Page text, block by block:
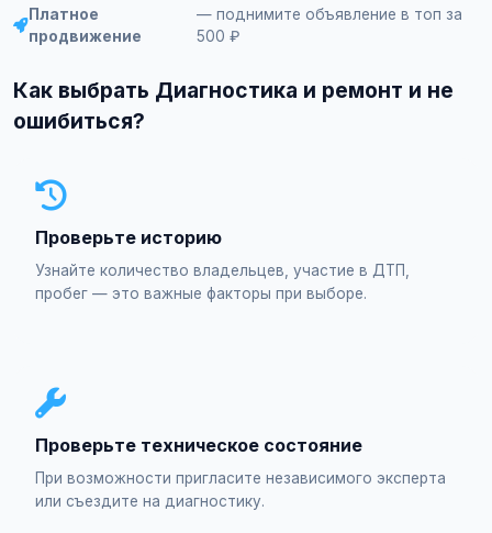
Платное
продвижение
— поднимите объявление в топ за
500 ₽
Как выбрать Диагностика и ремонт и не
ошибиться?
Проверьте историю
Узнайте количество владельцев, участие в ДТП,
пробег — это важные факторы при выборе.
Проверьте техническое состояние
При возможности пригласите независимого эксперта
или съездите на диагностику.